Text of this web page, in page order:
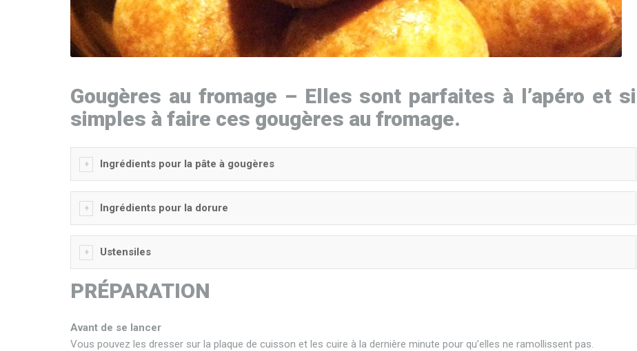
Gougères au fromage – Elles sont parfaites à l’apéro et si
simples à faire ces gougères au fromage.
Ingrédients pour la pâte à gougères
Ingrédients pour la dorure
Ustensiles
PRÉPARATION
Avant de se lancer
Vous pouvez les dresser sur la plaque de cuisson et les cuire à la dernière minute pour qu’elles ne ramollissent pas.